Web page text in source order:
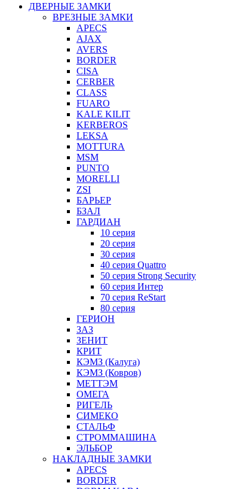
ДВЕРНЫЕ ЗАМКИ
ВРЕЗНЫЕ ЗАМКИ
APECS
AJAX
AVERS
BORDER
CISA
CERBER
CLASS
FUARO
KALE KILIT
KERBEROS
LEKSA
MOTTURA
MSM
PUNTO
MORELLI
ZSI
БАРЬЕР
БЗАЛ
ГАРДИАН
10 серия
20 серия
30 серия
40 серия Quattro
50 серия Strong Security
60 серия Интер
70 серия ReStart
80 серия
ГЕРИОН
ЗАЗ
ЗЕНИТ
КРИТ
КЭМЗ (Калуга)
КЭМЗ (Ковров)
МЕТТЭМ
ОМЕГА
РИГЕЛЬ
СИМЕКО
СТАЛЬФ
СТРОММАШИНА
ЭЛЬБОР
НАКЛАДНЫЕ ЗАМКИ
APECS
BORDER